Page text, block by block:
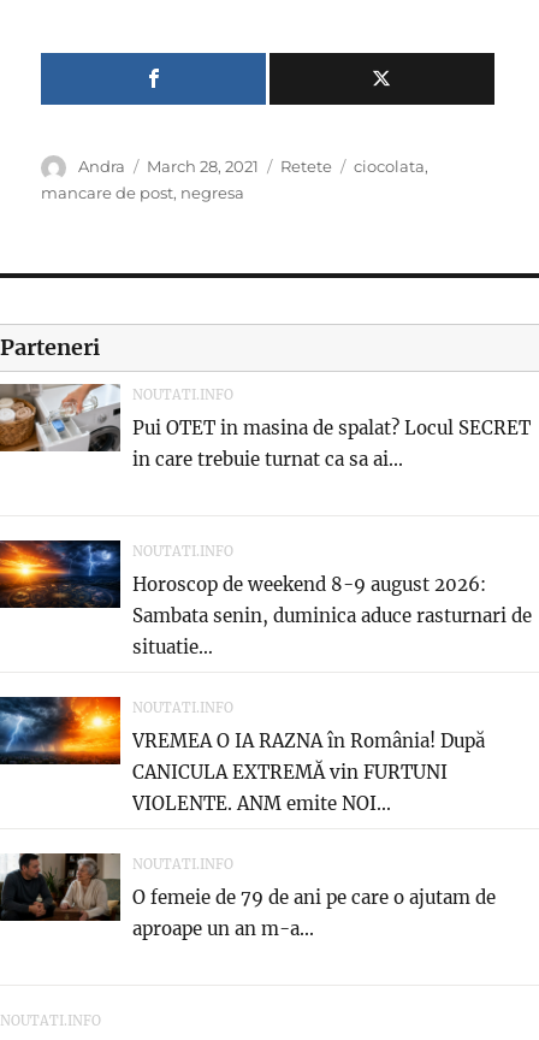
Author
Andra
Posted
on
March 28, 2021 Categories
Retete Tags
ciocolata,
mancare de post, negresa
Parteneri
NOUTATI.INFO
Pui OTET in masina de spalat? Locul SECRET
in care trebuie turnat ca sa ai...
NOUTATI.INFO
Horoscop de weekend 8-9 august 2026:
Sambata senin, duminica aduce rasturnari de
situatie…
NOUTATI.INFO
VREMEA O IA RAZNA în România! După
CANICULA EXTREMĂ vin FURTUNI
VIOLENTE. ANM emite NOI...
NOUTATI.INFO
O femeie de 79 de ani pe care o ajutam de
aproape un an m-a...
NOUTATI.INFO